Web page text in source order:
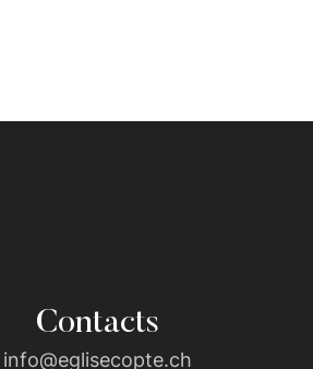
Contacts
info@eglisecopte.ch